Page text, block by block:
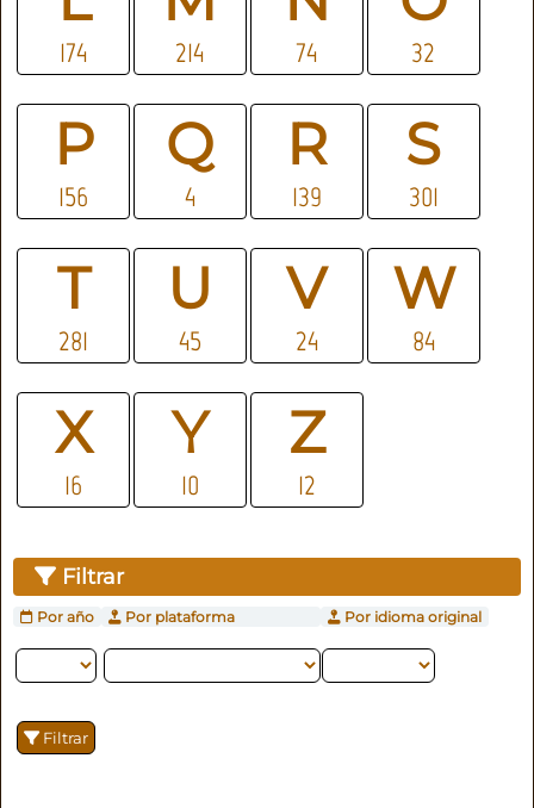
174 214 74 32
P
156
Q
4
R
139
S
301
T
281
U
45
V
24
W
84
X
16
Y
10
Z
12
Filtrar
Por año Por plataforma Por idioma original
Filtrar